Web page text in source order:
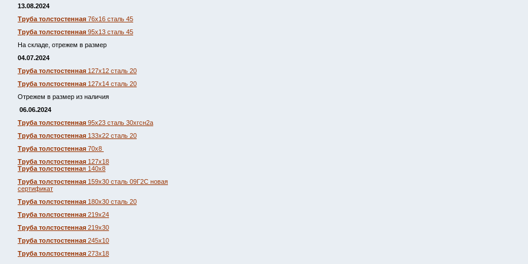
13.08.2024
Труба толстостенная 76х16 сталь 45
Труба толстостенная 95х13 сталь 45
На складе, отрежем в размер
04.07.2024
Труба толстостенная 127х12 сталь 20
Труба толстостенная 127х14 сталь 20
Отрежем в размер из наличия
06.06.2024
Труба толстостенная 95х23 сталь 30хгсн2а
Труба толстостенная 133х22 сталь 20
Труба толстостенная 70х8
Труба толстостенная 127х18
Труба толстостенная 140х8
Труба толстостенная 159х30 сталь 09Г2С новая
сертификат
Труба толстостенная 180х30 сталь 20
Труба толстостенная 219х24
Труба толстостенная 219х30
Труба толстостенная 245х10
Труба толстостенная 273х18